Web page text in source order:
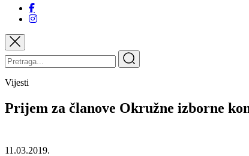
Vijesti
Prijem za članove Okružne izborne
11.03.2019.